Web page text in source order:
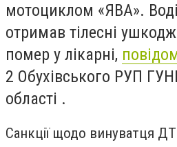
мотоциклом «ЯВА».
отримав тілесні
помер у лікарні,
2 Обухівського РУП
області .
Санкції щодо винуватця